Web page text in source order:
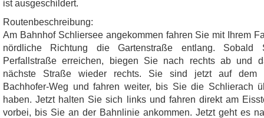
ist ausgeschildert.
Routenbeschreibung:
Am Bahnhof Schliersee angekommen fahren Sie mit Ihrem
nördliche Richtung die Gartenstraße entlang. Sobald
Perfallstraße erreichen, biegen Sie nach rechts ab und
nächste Straße wieder rechts. Sie sind jetzt auf dem
Bachhofer-Weg und fahren weiter, bis Sie die Schlierach
haben. Jetzt halten Sie sich links und fahren direkt am
vorbei, bis Sie an der Bahnlinie ankommen. Jetzt geht es